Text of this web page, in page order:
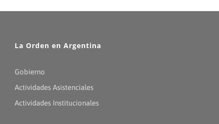
La Orden en Argentina
Gobierno
Actividades Asistenciales
Actividades Institucionales